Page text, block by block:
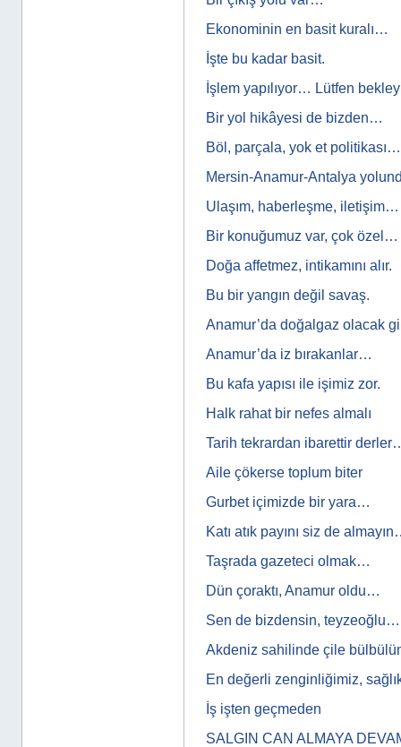
Ekonominin en basit kuralı…
İşte bu kadar basit.
İşlem yapılıyor… Lütfen
Bir yol hikâyesi de bizden…
Böl, parçala, yok et politikası…
Mersin-Anamur-Antalya
Ulaşım, haberleşme, iletişim…
Bir konuğumuz var, çok özel…
Doğa affetmez, intikamını alır.
Bu bir yangın değil savaş.
Anamur’da doğalgaz olacak
Anamur’da iz bırakanlar…
Bu kafa yapısı ile işimiz zor.
Halk rahat bir nefes almalı
Tarih tekrardan ibarettir
Aile çökerse toplum biter
Gurbet içimizde bir yara…
Katı atık payını siz de
Taşrada gazeteci olmak…
Dün çoraktı, Anamur oldu…
Sen de bizdensin, teyzeoğlu…
Akdeniz sahilinde çile
En değerli zenginliğimiz,
İş işten geçmeden
SALGIN CAN ALMAYA